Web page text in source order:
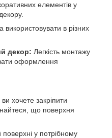
елементів у
використовувати в різних
декор: Легкість монтажу
оформлення
хочете закріпити
що поверхня
поверхні у потрібному